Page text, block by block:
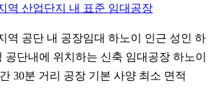
역 산업단지 내 표준 임대공장
역 공단 내 공장임대 하노이 인근 성인 하
공단내에 위치하는 신축 임대공장 하노이
30분 거리 공장 기본 사양 최소 면적